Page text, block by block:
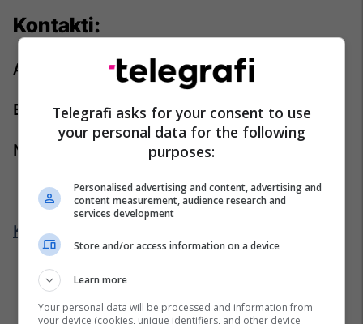
Kontakti:
Agjenti: Qëndresa Balaj
Emaili:qendresa.balaj@pro-rks.com
Numri i telefonit: +383 44 888 444
Kliko këtu për më shumë detaje:
Telegrafi asks for your consent to use
your personal data for the following
purposes:
Personalised advertising and content, advertising and
content measurement, audience research and
services development
Store and/or access information on a device
Learn more
Your personal data will be processed and information from
your device (cookies, unique identifiers, and other device